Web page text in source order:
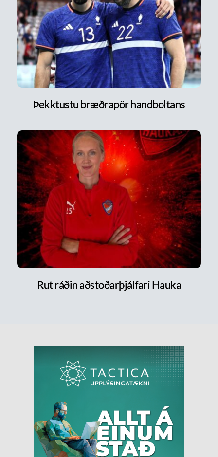
Þekktustu bræðrapör handboltans
Rut ráðin aðstoðarþjálfari Hauka